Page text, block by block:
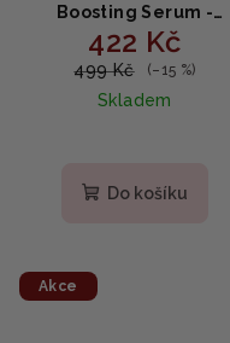
Boosting Serum -
Rozjasňující a posilující
sérum s vitaminem C
422 Kč
499 Kč (–15 %)
Skladem
Do košíku
Akce